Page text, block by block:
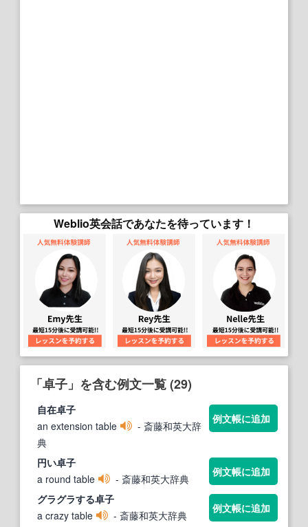
Weblio英会話であなたを待っています！
「卓子」を含む例文一覧 (29)
自在卓子
an extension table
- 斎藤和英大辞
典
例文帳に追加
円い卓子
a round table
- 斎藤和英大辞典
例文帳に追加
グラグラする卓子
a crazy table
- 斎藤和英大辞典
例文帳に追加